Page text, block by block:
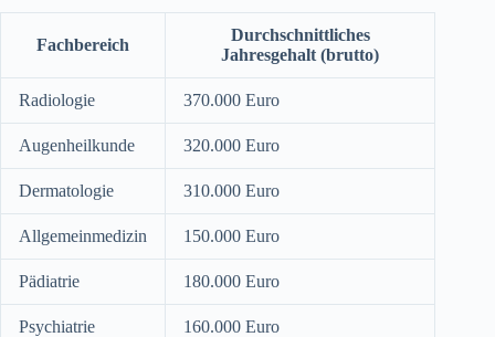
Fachbereich
Durchschnittliches
Jahresgehalt (brutto)
Radiologie 370.000 Euro
Augenheilkunde 320.000 Euro
Dermatologie 310.000 Euro
Allgemeinmedizin 150.000 Euro
Pädiatrie 180.000 Euro
Psychiatrie
160.000 Euro